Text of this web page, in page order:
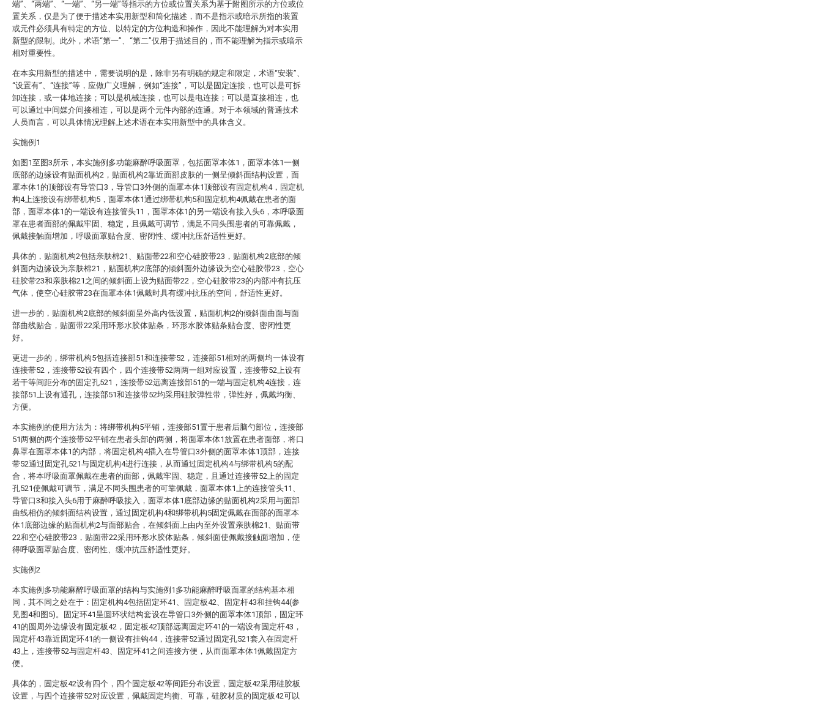
端”、“两端”、“一端”、“另一端”等指示的方位或位置关系为基于附图所示的方位或位
置关系，仅是为了便于描述本实用新型和简化描述，而不是指示或暗示所指的装置
或元件必须具有特定的方位、以特定的方位构造和操作，因此不能理解为对本实用
新型的限制。此外，术语“第一”、“第二”仅用于描述目的，而不能理解为指示或暗示
相对重要性。
在本实用新型的描述中，需要说明的是，除非另有明确的规定和限定，术语“安装”、
“设置有”、“连接”等，应做广义理解，例如“连接”，可以是固定连接，也可以是可拆
卸连接，或一体地连接；可以是机械连接，也可以是电连接；可以是直接相连，也
可以通过中间媒介间接相连，可以是两个元件内部的连通。对于本领域的普通技术
人员而言，可以具体情况理解上述术语在本实用新型中的具体含义。
实施例1
如图1至图3所示，本实施例多功能麻醉呼吸面罩，包括面罩本体1，面罩本体1一侧
底部的边缘设有贴面机构2，贴面机构2靠近面部皮肤的一侧呈倾斜面结构设置，面
罩本体1的顶部设有导管口3，导管口3外侧的面罩本体1顶部设有固定机构4，固定机
构4上连接设有绑带机构5，面罩本体1通过绑带机构5和固定机构4佩戴在患者的面
部，面罩本体1的一端设有连接管头11，面罩本体1的另一端设有接入头6，本呼吸面
罩在患者面部的佩戴牢固、稳定，且佩戴可调节，满足不同头围患者的可靠佩戴，
佩戴接触面增加，呼吸面罩贴合度、密闭性、缓冲抗压舒适性更好。
具体的，贴面机构2包括亲肤棉21、贴面带22和空心硅胶带23，贴面机构2底部的倾
斜面内边缘设为亲肤棉21，贴面机构2底部的倾斜面外边缘设为空心硅胶带23，空心
硅胶带23和亲肤棉21之间的倾斜面上设为贴面带22，空心硅胶带23的内部冲有抗压
气体，使空心硅胶带23在面罩本体1佩戴时具有缓冲抗压的空间，舒适性更好。
进一步的，贴面机构2底部的倾斜面呈外高内低设置，贴面机构2的倾斜面曲面与面
部曲线贴合，贴面带22采用环形水胶体贴条，环形水胶体贴条贴合度、密闭性更
好。
更进一步的，绑带机构5包括连接部51和连接带52，连接部51相对的两侧均一体设有
连接带52，连接带52设有四个，四个连接带52两两一组对应设置，连接带52上设有
若干等间距分布的固定孔521，连接带52远离连接部51的一端与固定机构4连接，连
接部51上设有通孔，连接部51和连接带52均采用硅胶弹性带，弹性好，佩戴均衡、
方便。
本实施例的使用方法为：将绑带机构5平铺，连接部51置于患者后脑勺部位，连接部
51两侧的两个连接带52平铺在患者头部的两侧，将面罩本体1放置在患者面部，将口
鼻罩在面罩本体1的内部，将固定机构4插入在导管口3外侧的面罩本体1顶部，连接
带52通过固定孔521与固定机构4进行连接，从而通过固定机构4与绑带机构5的配
合，将本呼吸面罩佩戴在患者的面部，佩戴牢固、稳定，且通过连接带52上的固定
孔521使佩戴可调节，满足不同头围患者的可靠佩戴，面罩本体1上的连接管头11、
导管口3和接入头6用于麻醉呼吸接入，面罩本体1底部边缘的贴面机构2采用与面部
曲线相仿的倾斜面结构设置，通过固定机构4和绑带机构5固定佩戴在面部的面罩本
体1底部边缘的贴面机构2与面部贴合，在倾斜面上由内至外设置亲肤棉21、贴面带
22和空心硅胶带23，贴面带22采用环形水胶体贴条，倾斜面使佩戴接触面增加，使
得呼吸面罩贴合度、密闭性、缓冲抗压舒适性更好。
实施例2
本实施例多功能麻醉呼吸面罩的结构与实施例1多功能麻醉呼吸面罩的结构基本相
同，其不同之处在于：固定机构4包括固定环41、固定板42、固定杆43和挂钩44(参
见图4和图5)。固定环41呈圆环状结构套设在导管口3外侧的面罩本体1顶部，固定环
41的圆周外边缘设有固定板42，固定板42顶部远离固定环41的一端设有固定杆43，
固定杆43靠近固定环41的一侧设有挂钩44，连接带52通过固定孔521套入在固定杆
43上，连接带52与固定杆43、固定环41之间连接方便，从而面罩本体1佩戴固定方
便。
具体的，固定板42设有四个，四个固定板42等间距分布设置，固定板42采用硅胶板
设置，与四个连接带52对应设置，佩戴固定均衡、可靠，硅胶材质的固定板42可以